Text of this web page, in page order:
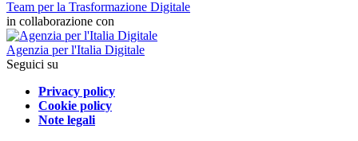
Team per la Trasformazione Digitale
in collaborazione con
Agenzia per l'Italia Digitale
Seguici su
Privacy policy
Cookie policy
Note legali